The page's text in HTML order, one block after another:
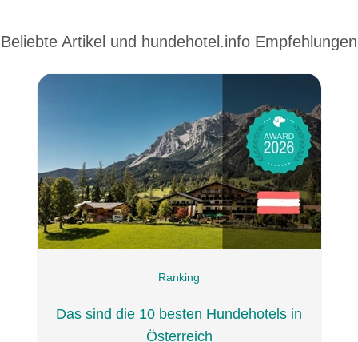
Name
öffentliche Frage stellen Abbrechen
Beliebte Artikel und hundehotel.info Empfehlungen
Das sind die 10 besten Hundehotels in
Österreich
Ranking